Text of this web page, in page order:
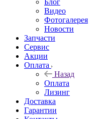
Блог
Видео
Фотогалерея
Новости
Запчасти
Сервис
Акции
Оплата
Назад
Оплата
Лизинг
Доставка
Гарантии